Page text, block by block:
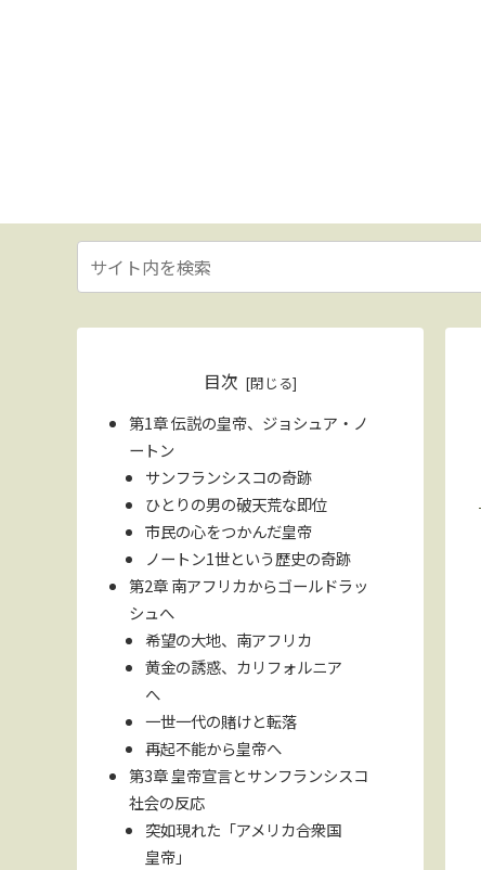
目次
第1章 伝説の皇帝、ジョシュア・ノ
ートン
サンフランシスコの奇跡
ひとりの男の破天荒な即位
市民の心をつかんだ皇帝
ノートン1世という歴史の奇跡
第2章 南アフリカからゴールドラッ
シュへ
希望の大地、南アフリカ
黄金の誘惑、カリフォルニア
へ
一世一代の賭けと転落
再起不能から皇帝へ
第3章 皇帝宣言とサンフランシスコ
社会の反応
突如現れた「アメリカ合衆国
皇帝」